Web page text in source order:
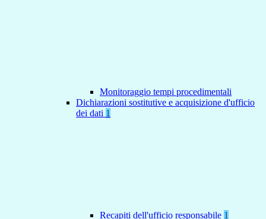
Monitoraggio tempi procedimentali
Dichiarazioni sostitutive e acquisizione d'ufficio
dei dati 1
Recapiti dell'ufficio responsabile 1